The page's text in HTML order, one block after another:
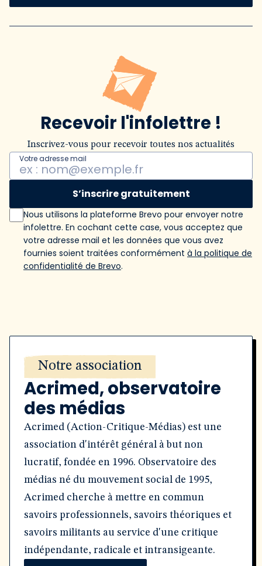
Recevoir l'infolettre !
Inscrivez-vous pour recevoir toutes nos actualités
Votre adresse mail
S’inscrire gratuitement
Nous utilisons la plateforme Brevo pour envoyer notre
infolettre. En cochant cette case, vous acceptez que
votre adresse mail et les données que vous avez
fournies soient traitées conformément à la politique de
confidentialité de Brevo.
Notre association
Acrimed, observatoire
des médias
Acrimed (Action-Critique-Médias) est une
association d'intérêt général à but non
lucratif, fondée en 1996. Observatoire des
médias né du mouvement social de 1995,
Acrimed cherche à mettre en commun
savoirs professionnels, savoirs théoriques et
savoirs militants au service d'une critique
indépendante, radicale et intransigeante.